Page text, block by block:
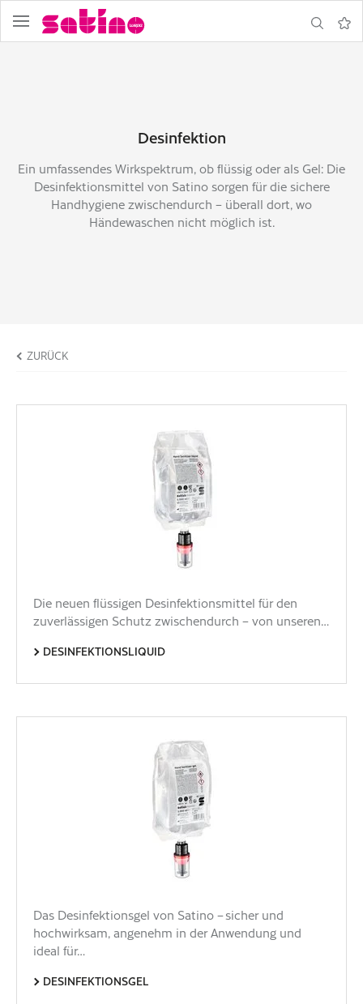
Navigation
Suche
Desinfektion
Ein umfassendes Wirkspektrum, ob flüssig oder als Gel: Die
Desinfektionsmittel von Satino sorgen für die sichere
Handhygiene zwischendurch – überall dort, wo
Händewaschen nicht möglich ist.
ZURÜCK
Die neuen flüssigen Desinfektionsmittel für den
zuverlässigen Schutz zwischendurch – von unseren…
DESINFEKTIONSLIQUID
Das Desinfektionsgel von Satino – sicher und
hochwirksam, angenehm in der Anwendung und
ideal für…
DESINFEKTIONSGEL